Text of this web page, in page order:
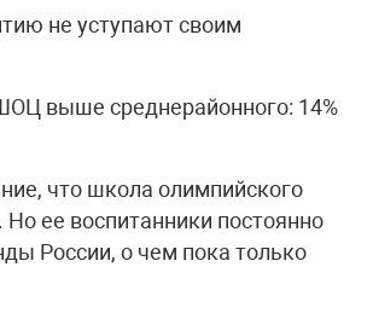
не уступают своим
выше среднерайонного: 14%
что школа олимпийского
ее воспитанники постоянно
России, о чем пока только